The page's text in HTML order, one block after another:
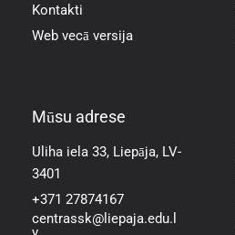
Kontakti
Web vecā versija
Mūsu adrese
Uliha iela 33, Liepāja, LV-
3401
+371 27874167
centrassk@liepaja.edu.l